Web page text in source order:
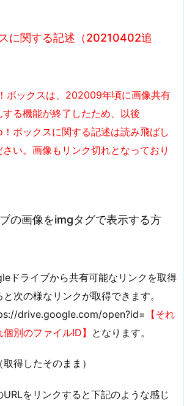
に関する記述（20210402追
ボックスは、202009年頃に画像共有
する機能が終了したため、以後
ボックスに関する記述は読み飛ばし
さい。画像もリンク切れとなっており
の画像をimgタグで表示する方
ドライブから共有可能なリンクを取得
と次の様なリンクが取得できます。
drive.google.com/open?id= 【それ
個別のファイルID】 となります。
得したそのまま）
をリンクすると下記のような感じ